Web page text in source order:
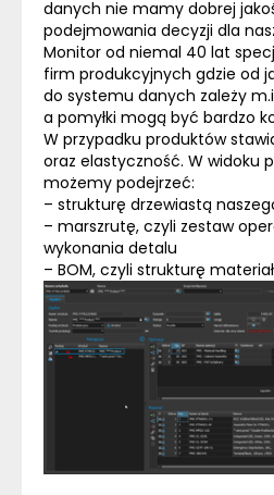
danych nie mamy dobrej
podejmowania decyzji dla
Monitor od niemal 40 lat
firm produkcyjnych gdzie od
do systemu danych zależy
a pomyłki mogą być bardzo
W przypadku produktów
oraz elastyczność. W widoku
możemy podejrzeć:
– strukturę drzewiastą
– marszrutę, czyli zestaw
wykonania detalu
– BOM, czyli strukturę